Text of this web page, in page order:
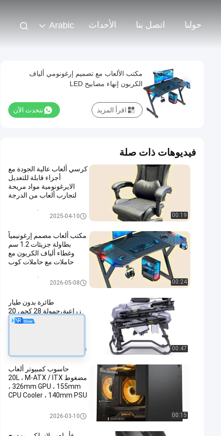
حولنا اتصل بنا الأحداث Arabic
مكتب الألعاب مع تصميم إرغونومي ألياف
الكربون إنهاء مصابيح LED
نتحدث الآن اقرأ المزيد
فيديوهات ذات صلة
00:19
كرسي ألعاب عالية الجودة مع
أجزاء قابلة للتعديل
الايرغونومية مواد مريحة
لتجارب ألعاب من الدرجة
كرسي مكتب الألعاب المريح
2025-04-10
00:24
مكتب ألعاب مصمم إرغونيمياً
بطاولة جزيئات 1.2 سم
وغطاء ألياف الكربون مع
حاملات مع حاملات كوب
كرسي مكتب الألعاب المريح
2026-05-08
00:47
طائرة بدون طيار
زراعية،حمولة 28 كجم، 20
لتر رش + 30 لتر انتشار،
طائرات بدون طيار زراعية وملحقا
تها
00:15
حاسوب كمبيوتر ألعاب
مضغوط 20L ، M-ATX / ITX
، 326mm GPU ، 155mm
CPU Cooler ، 140mm PSU
المزدوجة ، مرشحات الغبار
2026-03-10